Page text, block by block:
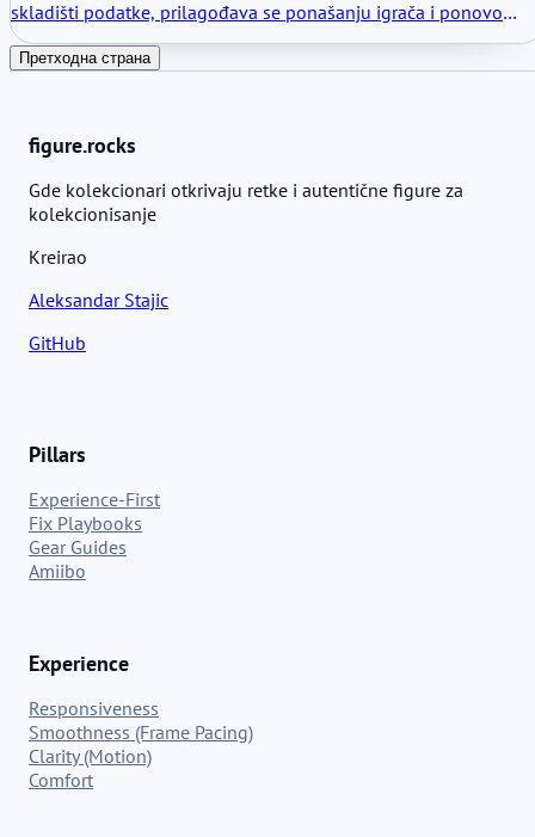
univerzumu.
skladišti podatke, prilagođava se ponašanju igrača i ponovo
ulazi u kompatibilne igre sa naučenim obrascima. U praktičnoj
upotrebi, on postaje stalni partner za trening. Dodatna vrednost
Претходна страна
figure.rocks
Gde kolekcionari otkrivaju retke i autentične figure za
kolekcionisanje
Kreirao
Aleksandar Stajic
GitHub
Pillars
Experience-First
Fix Playbooks
Gear Guides
Amiibo
Experience
Responsiveness
Smoothness (Frame Pacing)
Clarity (Motion)
Comfort